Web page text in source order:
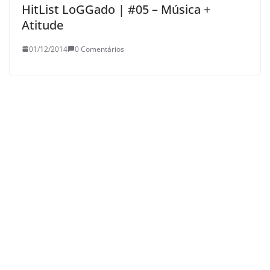
HitList LoGGado | #05 – Música +
Atitude
01/12/2014 0 Comentários